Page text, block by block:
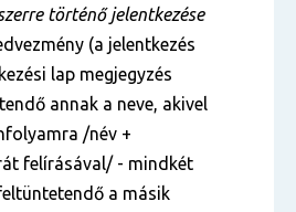
történő jelentkezése
(a jelentkezés
lap megjegyzés
annak a neve, akivel
/név +
felírásával/ - mindkét
a másik